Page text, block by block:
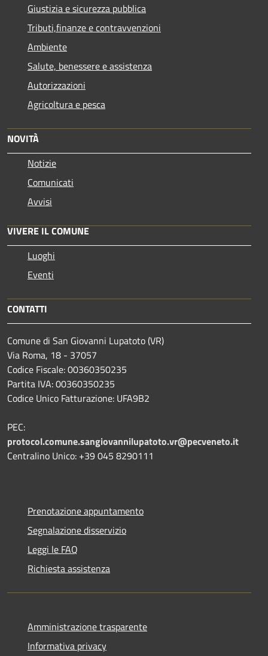
Giustizia e sicurezza pubblica
Tributi,finanze e contravvenzioni
Ambiente
Salute, benessere e assistenza
Autorizzazioni
Agricoltura e pesca
NOVITÀ
Notizie
Comunicati
Avvisi
VIVERE IL COMUNE
Luoghi
Eventi
CONTATTI
Comune di San Giovanni Lupatoto (VR)
Via Roma, 18 - 37057
Codice Fiscale: 00360350235
Partita IVA: 00360350235
Codice Unico Fatturazione: UFA9B2
PEC:
protocol.comune.sangiovannilupatoto.vr@pecveneto.it
Centralino Unico: +39 045 8290111
Prenotazione appuntamento
Segnalazione disservizio
Leggi le FAQ
Richiesta assistenza
Amministrazione trasparente
Informativa privacy